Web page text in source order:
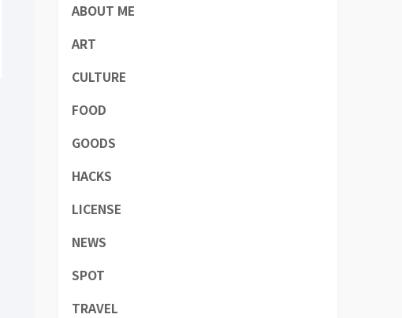
ABOUT ME
ART
CULTURE
FOOD
GOODS
HACKS
LICENSE
NEWS
SPOT
TRAVEL